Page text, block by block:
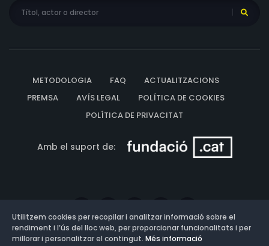
METODOLOGIA FAQ
ACTUALITZACIONS
PREMSA
AVÍS LEGAL
POLÍTICA DE COOKIES
POLÍTICA DE PRIVACITAT
Amb el suport de:
Utilitzem cookies per recopilar i analitzar informació sobre el
rendiment i l’ús del lloc web, per proporcionar funcionalitats i per
millorar i personalitzar el contingut. Més informació